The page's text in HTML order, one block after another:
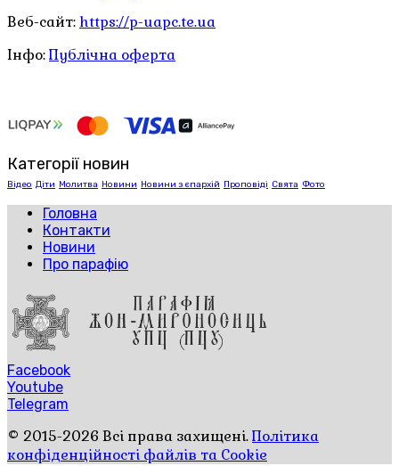
Веб-сайт: https://p-uapc.te.ua
Інфо:Публічна оферта
Категорії новин
Відео Діти Молитва Новини Новини з єпархій Проповіді Свята Фото
Головна
Контакти
Новини
Про парафію
Facebook
Youtube
Telegram
© 2015-2026 Всі права захищені.Політика
конфіденційності файлів та Cookie